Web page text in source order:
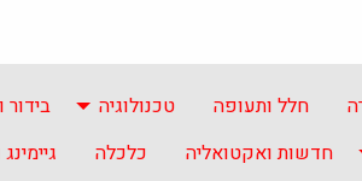
חלל ותעופה טכנולוגיה בידור
חדשות ואקטואליה כלכלה